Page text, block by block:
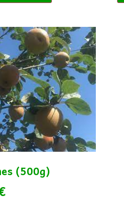
(500g)